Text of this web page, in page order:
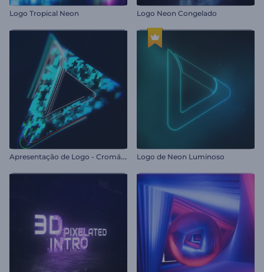
Logo Tropical Neon Logo Neon Congelado
A
presentação de Logo - Cromático Logo de Neon Luminoso